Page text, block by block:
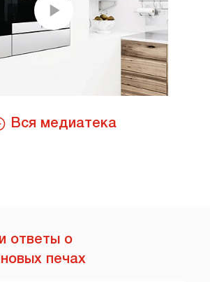
Вся медиатека
ответы о
печах